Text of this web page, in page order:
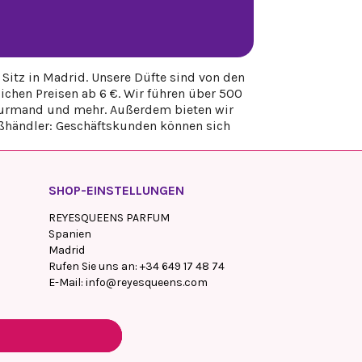
in Madrid. Unsere Düfte sind von den
Preisen ab 6 €. Wir führen über 500
und mehr. Außerdem bieten wir
Geschäftskunden können sich
SHOP-EINSTELLUNGEN
REYESQUEENS PARFUM
Spanien
Madrid
Rufen Sie uns an: +34 649 17 48 74
E-Mail: info@reyesqueens.com